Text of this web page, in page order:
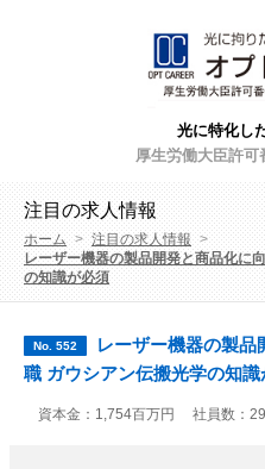
光に特化し
厚生労働大臣許
注目の求人情報
ホーム > 注目の求人情報 >
レーザー機器の製品開発と商品化に
の知識が必須
No. 552
レーザー機器の製
職 ガウシアン伝搬光学の知識
資本金：1,754百万円 社員数：